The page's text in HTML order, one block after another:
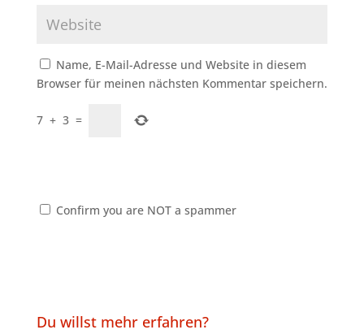
Name, E-Mail-Adresse und Website in diesem
Browser für meinen nächsten Kommentar speichern.
7 + 3 =
Confirm you are NOT a spammer
Du willst mehr erfahren?